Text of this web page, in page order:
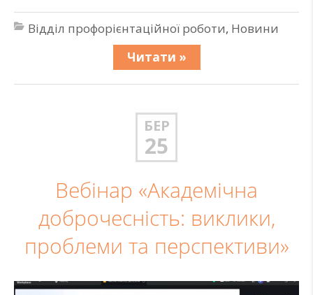
Відділ профорієнтаційної роботи, Новини
Читати »
БЕР
25
Вебінар «Академічна
доброчесність: виклики,
проблеми та перспективи»